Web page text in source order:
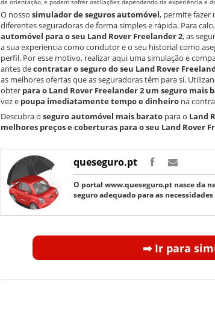
de orientação, e podem sofrer oscilações dependendo da experiência e
O nosso simulador de seguros automóvel, permite fazer
diferentes seguradoras de forma simples e rápida. Para
automóvel para o seu Land Rover Freelander 2, as
a sua experiencia como condutor e o seu historial como
perfil. Por esse motivo, realizar aqui uma simulação e
antes decontratar o seguro do seu Land Rover
as melhores ofertas que as seguradoras têm para sí.
obter para o Land Rover Freelander 2 um seguro mais
vez e poupa imediatamente tempo e dinheiro na
Descubra o seguro automóvel mais barato para o Land
melhores preços e coberturas para o seu Land Rover
queseguro.pt
O portal www.queseguro.pt nasce da
seguro adequado para as
➡︎ Ir para